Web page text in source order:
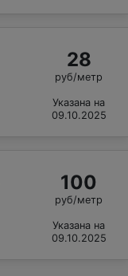
28
руб/метр
Указана на
09.10.2025
100
руб/метр
Указана на
09.10.2025